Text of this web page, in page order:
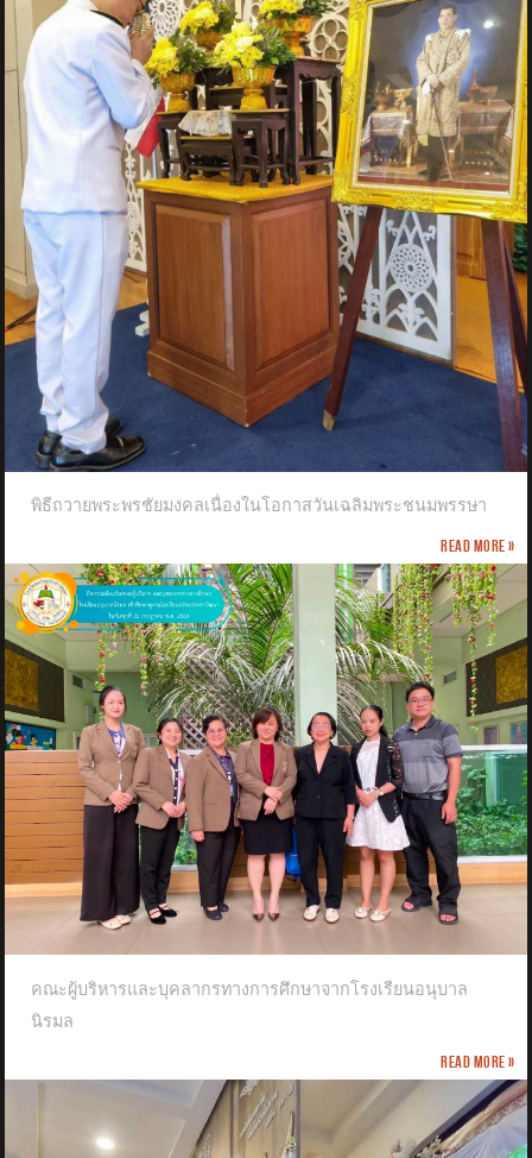
พิธีถวายพระพรชัยมงคลเนื่องในโอกาสวันเฉลิมพระชนมพรรษา
Read more »
คณะผู้บริหารและบุคลากรทางการศึกษาจากโรงเรียนอนุบาล
นิรมล
Read more »